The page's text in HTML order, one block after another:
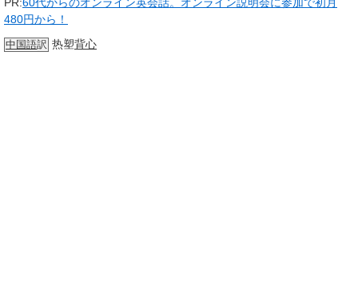
480円から！
中国語訳 热塑背心